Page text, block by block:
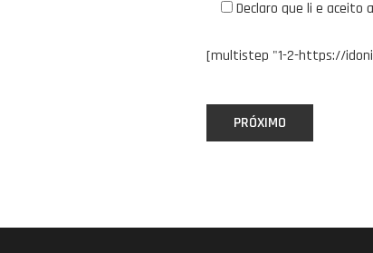
Declaro que li e aceito
[multistep "1-2-https://